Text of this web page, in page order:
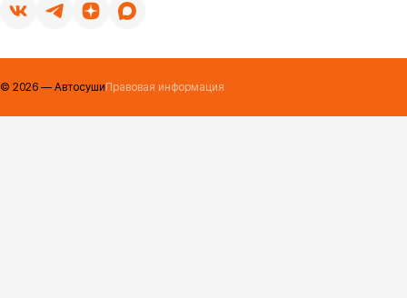
© 2026 — АвтосушиПравовая информация